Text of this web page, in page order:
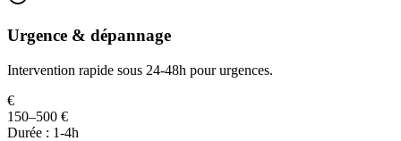
Urgence & dépannage
Intervention rapide sous 24-48h pour urgences.
€
150–500 €
Durée : 1-4h